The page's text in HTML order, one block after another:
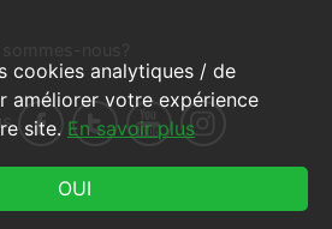
cookies analytiques / de
améliorer votre expérience
site. En savoir plus
Burundi & RNW Media